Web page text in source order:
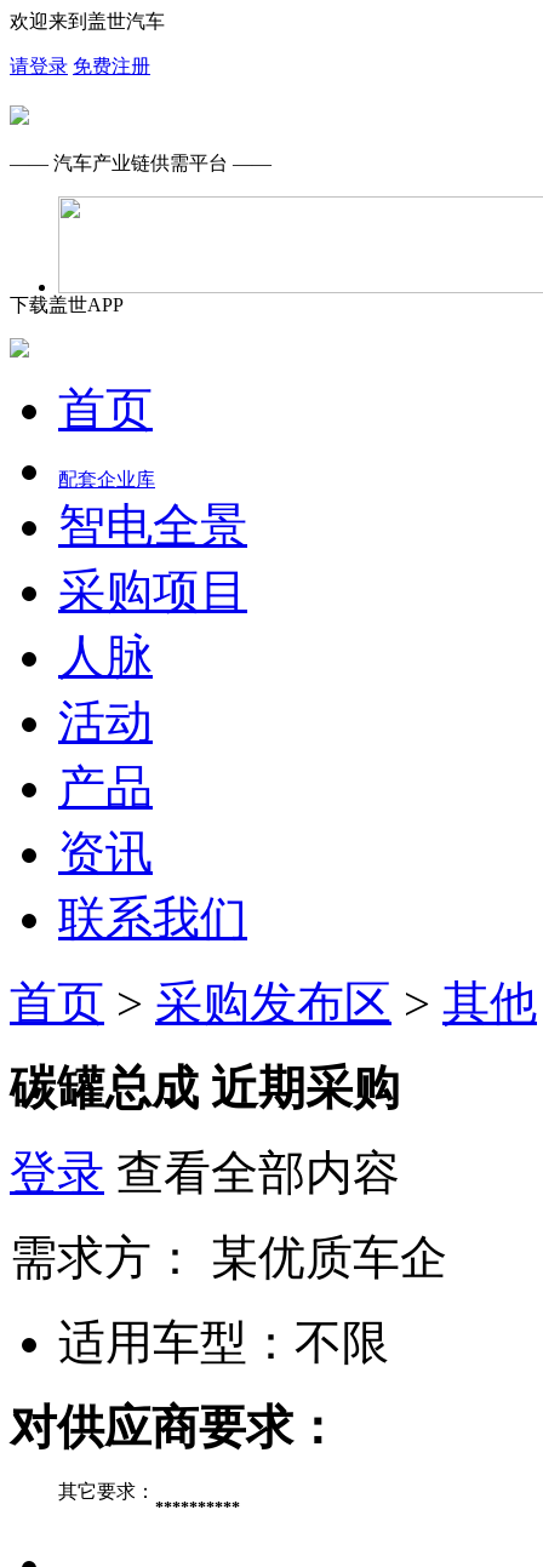
欢迎来到盖世汽车
请登录 免费注册
—— 汽车产业链供需平台 ——
下载盖世APP
首页
配套企业库
智电全景
采购项目
人脉
活动
产品
资讯
联系我们
首页 > 采购发布区 > 其他
碳罐总成 近期采购
登录 查看全部内容
需求方：
某优质车企
适用车型： 不限
对供应商要求：
其它要求：
**********